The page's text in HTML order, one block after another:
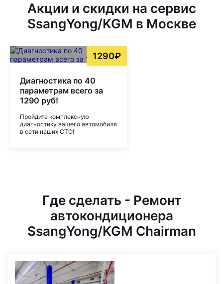
Акции и скидки на сервис
SsangYong/KGM в Москве
1290₽
Диагностика по 40
параметрам всего за
1290 руб!
Пройдите комплексную
диагностику вашего автомобиля
в сети наших СТО!
Где сделать - Ремонт
автокондиционера
SsangYong/KGM Chairman